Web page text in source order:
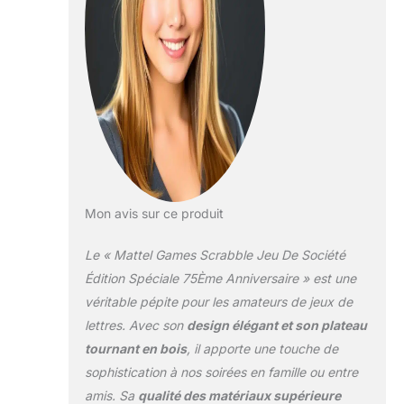
fabriqué à partir de
papier certifié FSC,
et le sac en tissu
est conçu à partir
de plastique recyclé
Deux jeux en un !
Jouez au Scrabble
comme vous en
avez l’habitude… ou
essayez le Scrabble
plus rapide,
stratégique que la
Le plateau tournant
pivote facilement et
les cases sont
creuses pour que
les tuiles restent
Mon avis sur ce produit
Le « Mattel Games Scrabble Jeu De Société
Édition Spéciale 75Ème Anniversaire » est une
véritable pépite pour les amateurs de jeux de
lettres. Avec son design élégant et son plateau
tournant en bois, il apporte une touche de
sophistication à nos soirées en famille ou entre
amis. Sa qualité des matériaux supérieure